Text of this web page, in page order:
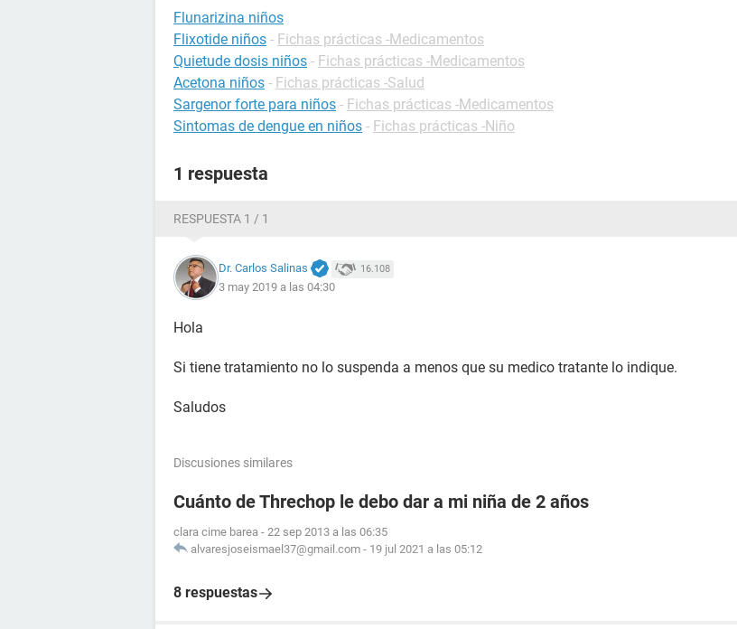
Flunarizina niños
Flixotide niños - Fichas prácticas -Medicamentos
Quietude dosis niños - Fichas prácticas -Medicamentos
Acetona niños - Fichas prácticas -Salud
Sargenor forte para niños - Fichas prácticas -Medicamentos
Sintomas de dengue en niños - Fichas prácticas -Niño
1 respuesta
RESPUESTA 1 / 1
Dr. Carlos Salinas 16.108
3 may 2019 a las 04:30
Hola
Si tiene tratamiento no lo suspenda a menos que su medico tratante lo indique.
Saludos
Discusiones similares
Cuánto de Threchop le debo dar a mi niña de 2 años
clara cime barea - 22 sep 2013 a las 06:35
alvaresjoseismael37@gmail.com - 19 jul 2021 a las 05:12
8 respuestas